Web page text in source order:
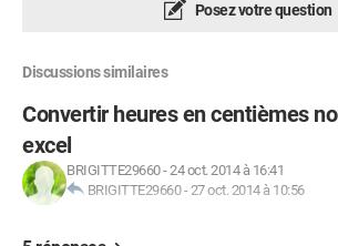
Posez votre question
Discussions similaires
Convertir heures en centièmes
excel
BRIGITTE29660-24 oct. 2014 à 16:41
BRIGITTE29660-27 oct. 2014 à 10:56